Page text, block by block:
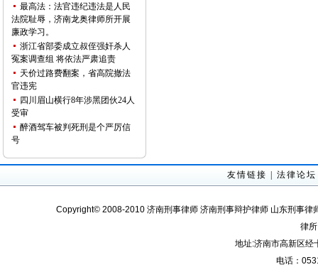
最高法：法官违纪违法是人民
法院耻辱，济南龙奥律师所开展
廉政学习。
浙江省部委成立叔侄强奸杀人
冤案调查组 将依法严肃追责
天价过路费翻案，省高院撤法
官违宪
四川眉山横行8年涉黑团伙24人
受审
醉酒驾车被判死刑是个严厉信
号
友情链接 法律论坛
Copyright© 2008-2010 济南刑事律师 济南刑事辩护律师 山东刑事
律
地址:济南市高新区经
电话：